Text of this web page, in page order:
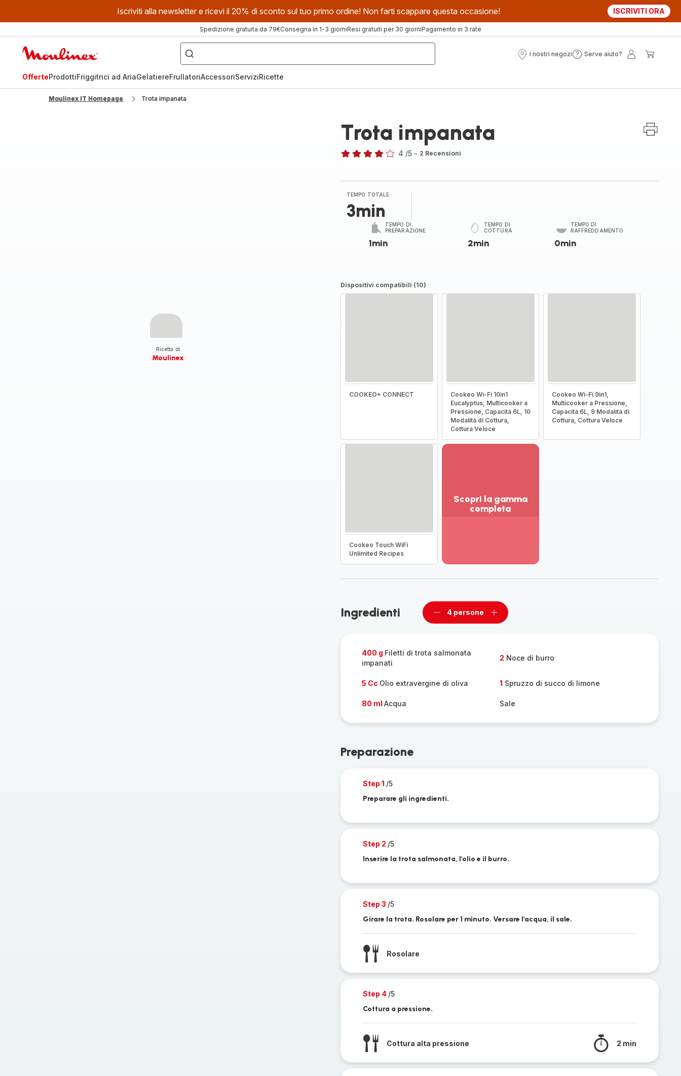
Iscriviti alla newsletter e ricevi il 20% di sconto sul tuo primo ordine! Non farti scappare questa occasione! ISCRIVITI ORA
Spedizione gratuita da 79€Consegna in 1-3 giorniResi gratuiti per 30 giorniPagamento in 3 rate
Cosa
stai
cercando?
I nostri negozi
I
Serve aiuto?
Serve
OfferteProdottiFriggitrici ad AriaGelatiereFrullatoriAccessoriServiziRicette
Moulinex IT Homepage Trota impanata
Ricetta di
Moulinex
Trota impanata
quattro
stelle
(media)
4 /5 - 2 Recensioni
TEMPO TOTALE
3min
TEMPO DI
PREPARAZIONE
1min
TEMPO DI
COTTURA
2min
TEMPO DI
RAFFREDDAMENTO
0min
Dispositivi compatibili (10)
COOKEO+ CONNECT
Cookeo Wi-Fi 10in1
Eucalyptus, Multicooker a
Pressione, Capacità 6L, 10
Modalità di Cottura,
Cottura Veloce
Cookeo Wi-Fi 9in1,
Multicooker a Pressione,
Capacità 6L, 9 Modalità di
Cottura, Cottura Veloce
Cookeo Touch WiFi
Unlimited Recipes
Scopri la gamma
completa
gamma
Ingredienti
Rimuovi
4 persone
Aggiungi
400 g Filetti di trota salmonata
impanati
2 Noce di burro
5 Cc Olio extravergine di oliva 1 Spruzzo di succo di limone
80 ml Acqua Sale
Preparazione
Step 1 /5
Preparare gli ingredienti.
Step 2 /5
Inserire la trota salmonata, l'olio e il burro.
Step 3 /5
Girare la trota. Rosolare per 1 minuto. Versare l'acqua, il sale.
Rosolare
Step 4 /5
Cottura a pressione.
Cottura alta pressione 2 min